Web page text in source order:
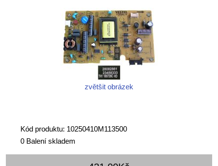
zvětšit obrázek
Kód produktu: 10250410M113500
0 Balení skladem